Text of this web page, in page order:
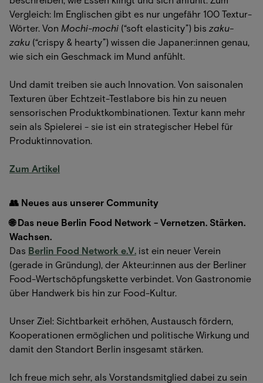
Vergleich: Im Englischen gibt es nur ungefähr 100 Textur-
Wörter. Von Mochi-mochi (“soft elasticity”) bis zaku-
zaku (“crispy & hearty”) wissen die Japaner:innen genau,
wie sich ein Geschmack im Mund anfühlt.
Und damit treiben sie auch Innovation. Von saisonalen
Texturen über Echtzeit-Testlabore bis hin zu neuen
sensorischen Produktkombinationen. Textur kann mehr
sein als Spielerei - sie ist ein strategischer Hebel für
Produktinnovation.
Zum Artikel
👥 Neues aus unserer Community
🌐 Das neue Berlin Food Network - Vernetzen. Stärken.
Wachsen.
Das Berlin Food Network e.V. ist ein neuer Verein
(gerade in Gründung), der Akteur:innen aus der Berliner
Food-Wertschöpfungskette verbindet. Von Gastronomie
über Handwerk bis hin zur Food-Kultur.
Unser Ziel: Sichtbarkeit erhöhen, Austausch fördern,
Kooperationen ermöglichen und politische Wirkung und
damit den Standort Berlin insgesamt stärken.
Ich freue mich sehr, als Vorstandsmitglied dabei zu sein